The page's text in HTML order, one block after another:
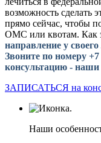
возможность сделать
прямо сейчас, чтобы
ОМС или квотам. Как
направление у
Звоните по номеру
консультацию - наши
ЗАПИСАТЬСЯ на
Наши